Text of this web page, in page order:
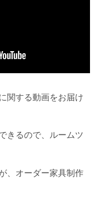
関する動画をお届け
きるので、ルームツ
、オーダー家具制作